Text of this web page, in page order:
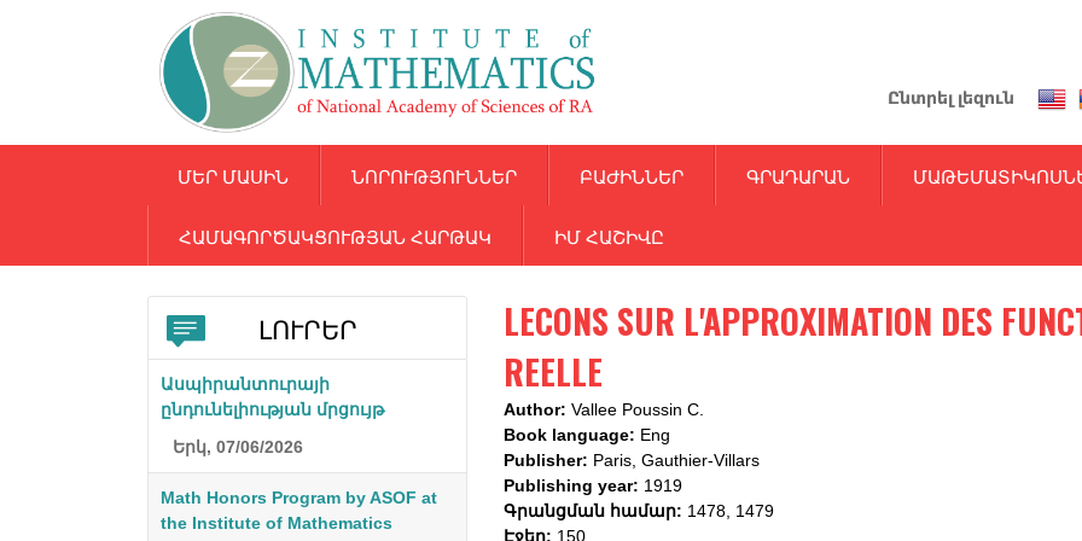
Ընտրել լեզուն
ՄԵՐ ՄԱՍԻՆ ՆՈՐՈՒԹՅՈՒՆՆԵՐ ԲԱԺԻՆՆԵՐ ԳՐԱԴԱՐԱՆ
ՀԱՄԱԳՈՐԾԱԿՑՈՒԹՅԱՆ ՀԱՐԹԱԿ ԻՄ ՀԱՇԻՎԸ
LECONS SUR L'APPROXIMATION DES
REELLE
Author: Vallee Poussin C.
Book language: Eng
Publisher: Paris, Gauthier-Villars
Publishing year: 1919
Գրանցման համար: 1478, 1479
Էջեր: 150
ԼՈՒՐԵՐ
Ասպիրանտուրայի
ընդունելիության մրցույթ
Երկ, 07/06/2026
Math Honors Program by ASOF at
the Institute of Mathematics